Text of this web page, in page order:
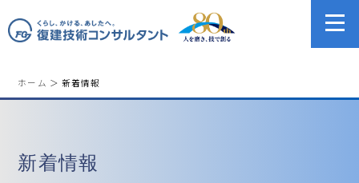
ホーム ＞ 新着情報
新着情報